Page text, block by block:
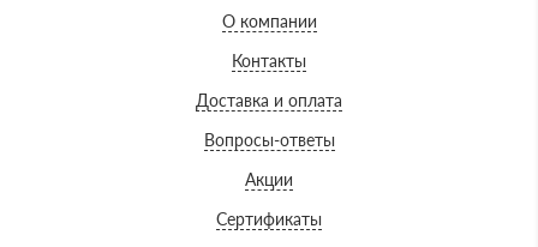
О компании
Контакты
Доставка и оплата
Вопросы-ответы
Акции
Сертификаты